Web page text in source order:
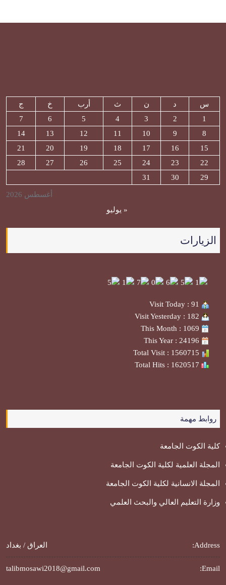
أغسطس 2026
س د ن ث أرب خ
ج
1
2
3
4
5
6
7
8
9
10
11
12
13
14
15
16
17
18
19
20
21
22
23
24
25
26
27
28
29
30
31
« يوليو
الزيارات
روابط مهمة
كلية الكوت الجامعة
المجلة العلمية لكلية الكوت الجامعة
المجلة الانسانية لكلية الكوت الجامعة
وزارة التعليم العالي والبحث العلمي
Address: العراق / بغداد
Email:
talibmosawi2018@gmail.com